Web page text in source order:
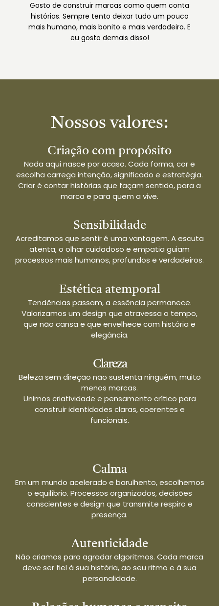
Gosto de construir marcas como quem conta
histórias. Sempre tento deixar tudo um pouco
mais humano, mais bonito e mais verdadeiro. E
eu gosto demais disso!
Nossos valores:
Criação com propósito
Nada aqui nasce por acaso. Cada forma, cor e
escolha carrega intenção, significado e estratégia.
Criar é contar histórias que façam sentido, para a
marca e para quem a vive.
Sensibilidade
Acreditamos que sentir é uma vantagem. A escuta
atenta, o olhar cuidadoso e empatia guiam
processos mais humanos, profundos e verdadeiros.
Estética atemporal
Tendências passam, a essência permanece.
Valorizamos um design que atravessa o tempo,
que não cansa e que envelhece com história e
elegância.
Clareza
Beleza sem direção não sustenta ninguém, muito
menos marcas.
Unimos criatividade e pensamento crítico para
construir identidades claras, coerentes e
funcionais.
Calma​
Em um mundo acelerado e barulhento, escolhemos
o equilíbrio. Processos organizados, decisões
conscientes e design que transmite respiro e
presença.
Autenticidade
Não criamos para agradar algoritmos. Cada marca
deve ser fiel à sua história, ao seu ritmo e à sua
personalidade.